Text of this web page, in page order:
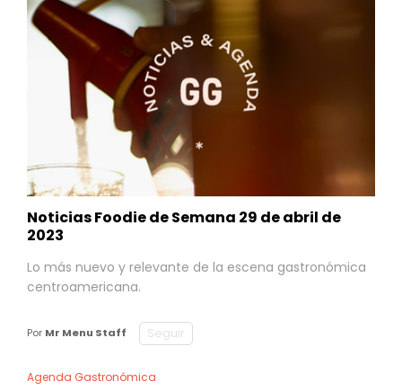
Noticias Foodie de Semana 29 de abril de
2023
Lo más nuevo y relevante de la escena gastronómica
centroamericana.
Por Mr Menu Staff Seguir
Agenda Gastronómica